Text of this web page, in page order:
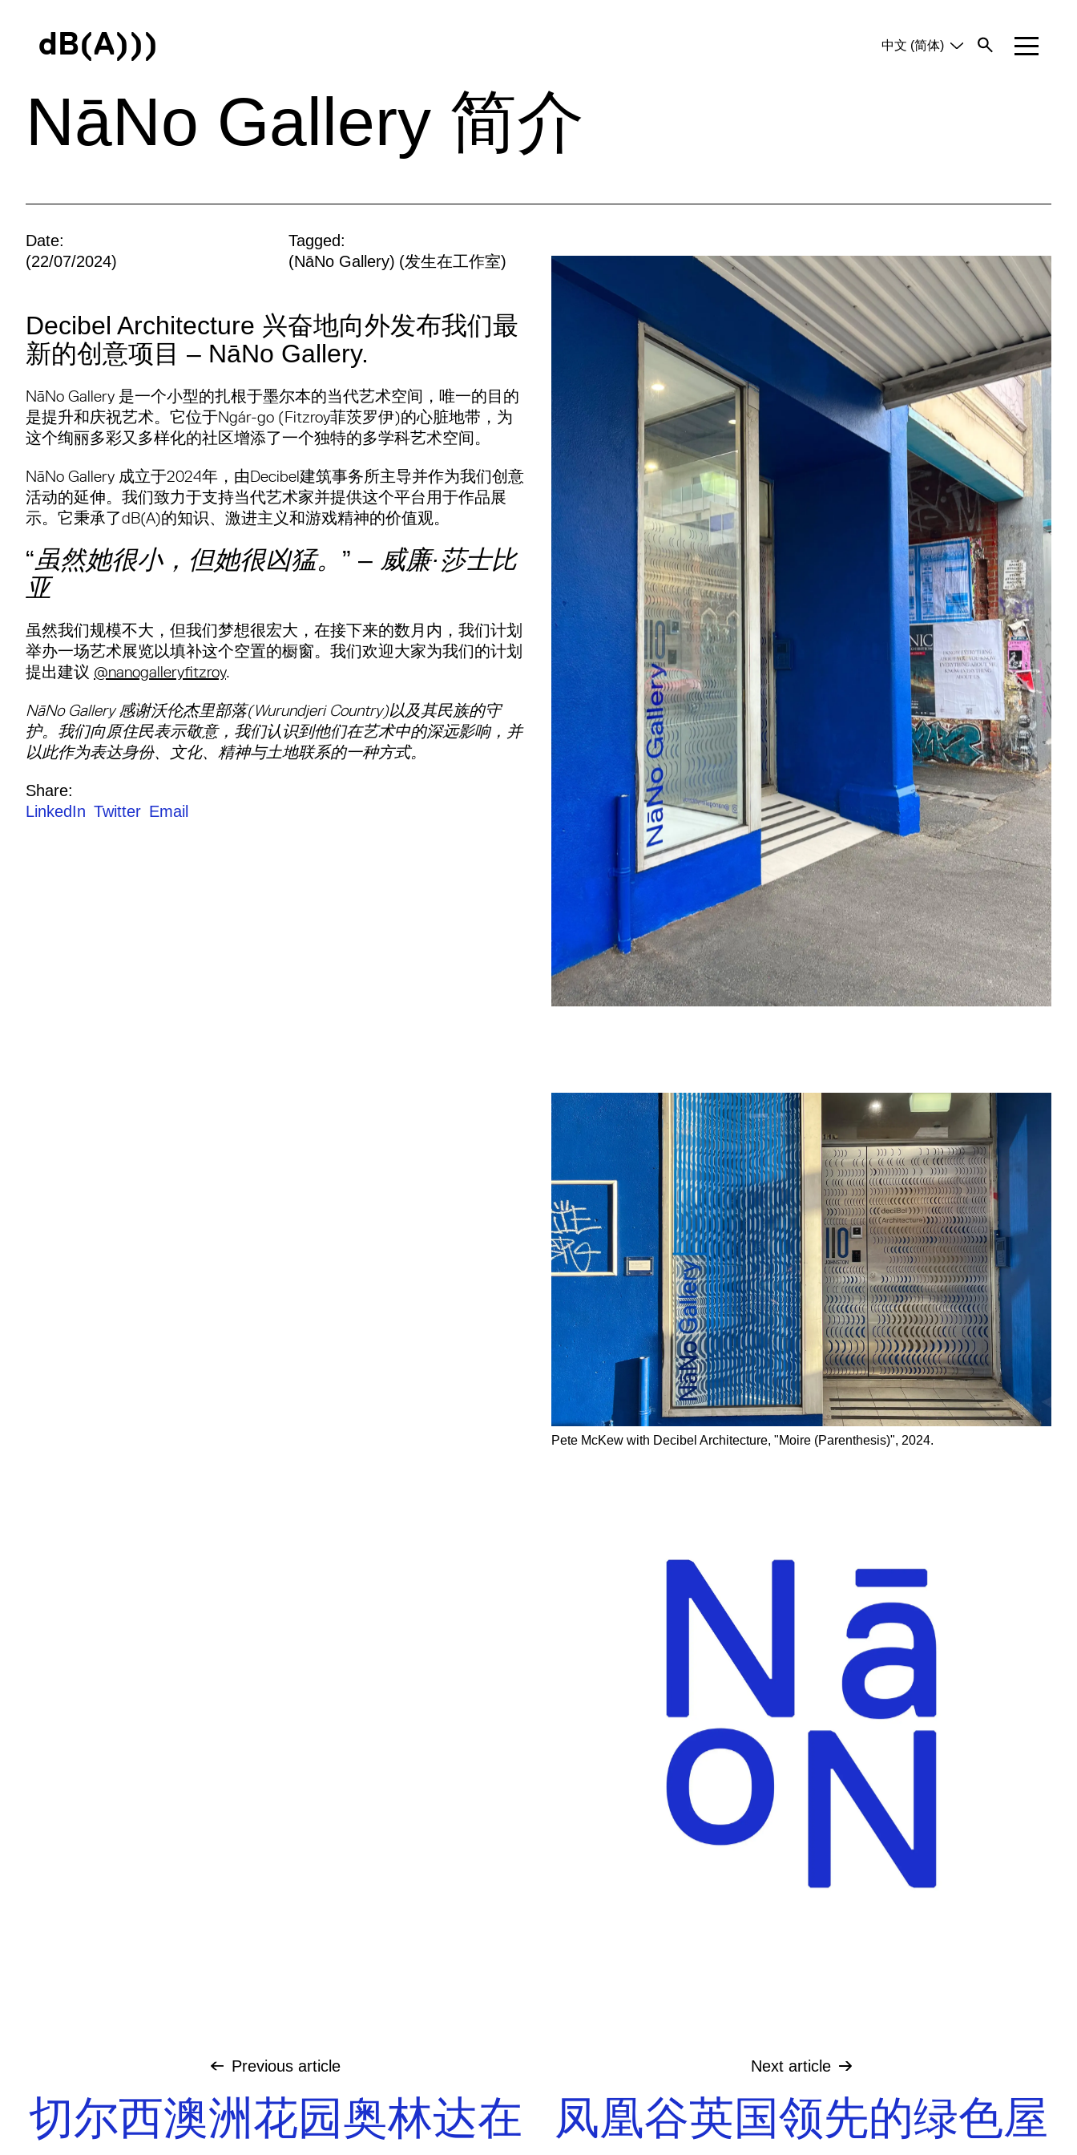
dB(A)))
中文 (简体)
NāNo Gallery 简介
Date:
(22/07/2024)
Tagged:
(NāNo Gallery) (发生在工作室)
Decibel Architecture 兴奋地向外发布我们最
新的创意项目 – NāNo Gallery.
NāNo Gallery 是一个小型的扎根于墨尔本的当代艺术空间，唯一的目的
是提升和庆祝艺术。它位于Ngár-go (Fitzroy菲茨罗伊)的心脏地带，为
这个绚丽多彩又多样化的社区增添了一个独特的多学科艺术空间。
NāNo Gallery 成立于2024年，由Decibel建筑事务所主导并作为我们创意
活动的延伸。我们致力于支持当代艺术家并提供这个平台用于作品展
示。它秉承了dB(A)的知识、激进主义和游戏精神的价值观。
“虽然她很小，但她很凶猛。 ” – 威廉·莎士比
亚
虽然我们规模不大，但我们梦想很宏大，在接下来的数月内，我们计划
举办一场艺术展览以填补这个空置的橱窗。我们欢迎大家为我们的计划
提出建议 @nanogalleryfitzroy.
NāNo Gallery 感谢沃伦杰里部落(Wurundjeri Country)以及其民族的守
护。我们向原住民表示敬意，我们认识到他们在艺术中的深远影响，并
以此作为表达身份、文化、精神与土地联系的一种方式。
Share:
LinkedIn Twitter Email
Pete McKew with Decibel Architecture, "Moire (Parenthesis)", 2024.
Previous article
切尔西澳洲花园奥林达在
Next article
凤凰谷英国领先的绿色屋